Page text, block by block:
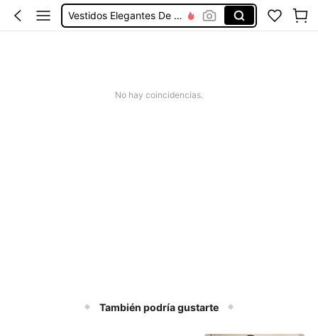
Vestidos Elegantes De Mujer
No hay coincidencias.
También podría gustarte